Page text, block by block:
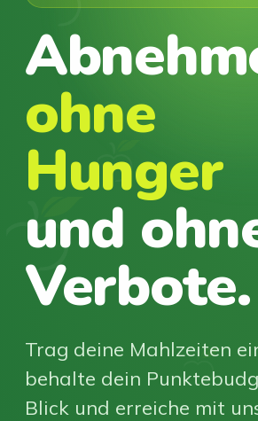
ohne
Hunger
und
Verbote.
Trag deine Mahlzeiten
behalte dein
Blick und erreiche mit